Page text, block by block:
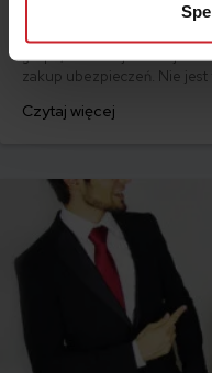
zakup ubezpieczeń. Nie
inicjacji życia rodzinnego
Czytaj więcej